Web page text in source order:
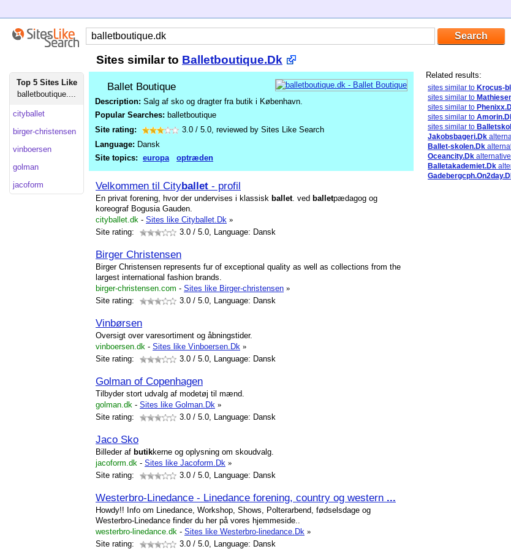
Sites similar to Balletboutique.Dk
Top 5 Sites Like
balletboutique....
cityballet
birger-christensen
vinboersen
golman
jacoform
Ballet Boutique
Description: Salg af sko og dragter fra butik i København.
Popular Searches: balletboutique
Site rating:
3.0 / 5.0, reviewed by Sites Like Search
Language: Dansk
Site topics: europa optræden
Velkommen til Cityballet - profil
En privat forening, hvor der undervises i klassisk ballet. ved balletpædagog og
koreograf Bogusia Gauden.
cityballet.dk - Sites like Cityballet.Dk »
Site rating:
3.0 / 5.0, Language: Dansk
Birger Christensen
Birger Christensen represents fur of exceptional quality as well as collections from the
largest international fashion brands.
birger-christensen.com - Sites like Birger-christensen »
Site rating:
3.0 / 5.0, Language: Dansk
Vinbørsen
Oversigt over varesortiment og åbningstider.
vinboersen.dk - Sites like Vinboersen.Dk »
Site rating:
3.0 / 5.0, Language: Dansk
Golman of Copenhagen
Tilbyder stort udvalg af modetøj til mænd.
golman.dk - Sites like Golman.Dk »
Site rating:
3.0 / 5.0, Language: Dansk
Jaco Sko
Billeder af butikkerne og oplysning om skoudvalg.
jacoform.dk - Sites like Jacoform.Dk »
Site rating:
3.0 / 5.0, Language: Dansk
Westerbro-Linedance - Linedance forening, country og western ...
Howdy!! Info om Linedance, Workshop, Shows, Polterarbend, fødselsdage og
Westerbro-Linedance finder du her på vores hjemmeside..
westerbro-linedance.dk - Sites like Westerbro-linedance.Dk »
Site rating:
3.0 / 5.0, Language: Dansk
Related results:
sites similar to Krocus-
sites similar to
sites similar to
sites similar to
sites similar to
Jakobsbageri.Dk
Ballet-skolen.Dk
Oceancity.Dk
Balletakademiet.Dk